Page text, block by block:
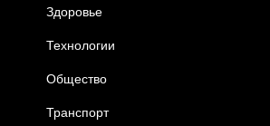
Здоровье
Технологии
Общество
Транспорт